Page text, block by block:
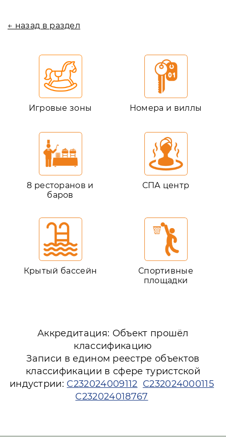
← назад в раздел
Игровые зоны Номера и виллы
8 ресторанов и
баров
СПА центр
Крытый бассейн
Спортивные
площадки
Аккредитация: Объект прошёл
классификацию
Записи в едином реестре объектов
классификации в сфере туристской
индустрии: С232024009112 С232024000115
С232024018767